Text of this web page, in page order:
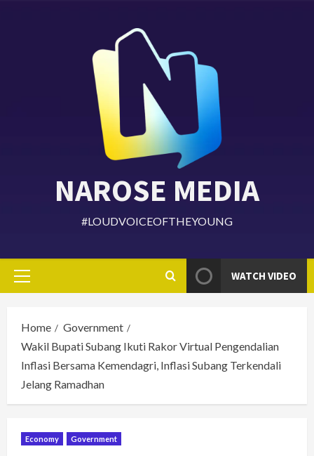
NAROSE MEDIA
#LOUDVOICEOFTHEYOUNG
Primary
WATCH VIDEO
Home
Government
Wakil Bupati Subang Ikuti Rakor Virtual Pengendalian
Inflasi Bersama Kemendagri, Inflasi Subang Terkendali
Jelang Ramadhan
Economy Government